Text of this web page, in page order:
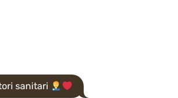
sanitari